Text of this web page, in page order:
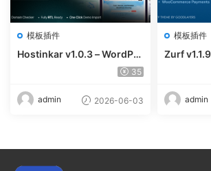
模板插件
Hostinkar v1.0.3 – WordPre
35
admin 2026-06-03
模板插件
Zurf
admin